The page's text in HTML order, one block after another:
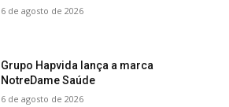
6 de agosto de 2026
Grupo Hapvida lança a marca
NotreDame Saúde
6 de agosto de 2026